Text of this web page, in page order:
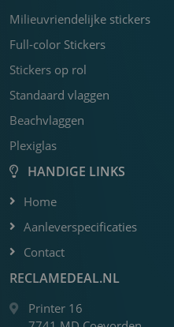
Milieuvriendelijke stickers
Full-color Stickers
Stickers op rol
Standaard vlaggen
Beachvlaggen
Plexiglas
HANDIGE LINKS
Home
Aanleverspecificaties
Contact
RECLAMEDEAL.NL
Printer 16